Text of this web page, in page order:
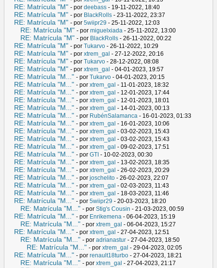
RE: Matrícula "M" - por deebass - 19-11-2022, 18:40
RE: Matrícula "M" - por BlackRolls - 23-11-2022, 23:37
RE: Matrícula "M" - por 5wiipr29 - 25-11-2022, 12:03
RE: Matrícula "M" - por miguelxiada - 25-11-2022, 13:00
RE: Matrícula "M" - por BlackRolls - 26-11-2022, 00:22
RE: Matrícula "M" - por Tukarvo - 26-11-2022, 10:29
RE: Matrícula "M" - por xtrem_gal - 27-12-2022, 20:16
RE: Matrícula "M" - por Tukarvo - 28-12-2022, 08:08
RE: Matrícula "M" - por xtrem_gal - 04-01-2023, 19:57
RE: Matrícula "M..." - por Tukarvo - 04-01-2023, 20:15
RE: Matrícula "M..." - por xtrem_gal - 11-01-2023, 18:32
RE: Matrícula "M..." - por xtrem_gal - 12-01-2023, 17:44
RE: Matrícula "M..." - por xtrem_gal - 12-01-2023, 18:01
RE: Matrícula "M..." - por xtrem_gal - 14-01-2023, 00:13
RE: Matrícula "M..." - por RubénSalamanca - 16-01-2023, 01:33
RE: Matrícula "M..." - por xtrem_gal - 16-01-2023, 10:06
RE: Matrícula "M..." - por xtrem_gal - 03-02-2023, 15:43
RE: Matrícula "M..." - por xtrem_gal - 03-02-2023, 15:43
RE: Matrícula "M..." - por xtrem_gal - 09-02-2023, 17:51
RE: Matrícula "M..." - por GTI - 10-02-2023, 00:30
RE: Matrícula "M..." - por xtrem_gal - 13-02-2023, 18:35
RE: Matrícula "M..." - por xtrem_gal - 26-02-2023, 20:29
RE: Matrícula "M..." - por joschelito - 26-02-2023, 22:07
RE: Matrícula "M..." - por xtrem_gal - 02-03-2023, 11:43
RE: Matrícula "M..." - por xtrem_gal - 18-03-2023, 11:46
RE: Matrícula "M..." - por 5wiipr29 - 20-03-2023, 18:20
RE: Matrícula "M..." - por Stig's Cousin - 21-03-2023, 00:59
RE: Matrícula "M..." - por Enrikemena - 06-04-2023, 15:19
RE: Matrícula "M..." - por xtrem_gal - 06-04-2023, 15:27
RE: Matrícula "M..." - por xtrem_gal - 27-04-2023, 12:51
RE: Matrícula "M..." - por adrianastur - 27-04-2023, 18:50
RE: Matrícula "M..." - por xtrem_gal - 29-04-2023, 02:05
RE: Matrícula "M..." - por renault18turbo - 27-04-2023, 18:21
RE: Matrícula "M..." - por xtrem_gal - 27-04-2023, 21:17